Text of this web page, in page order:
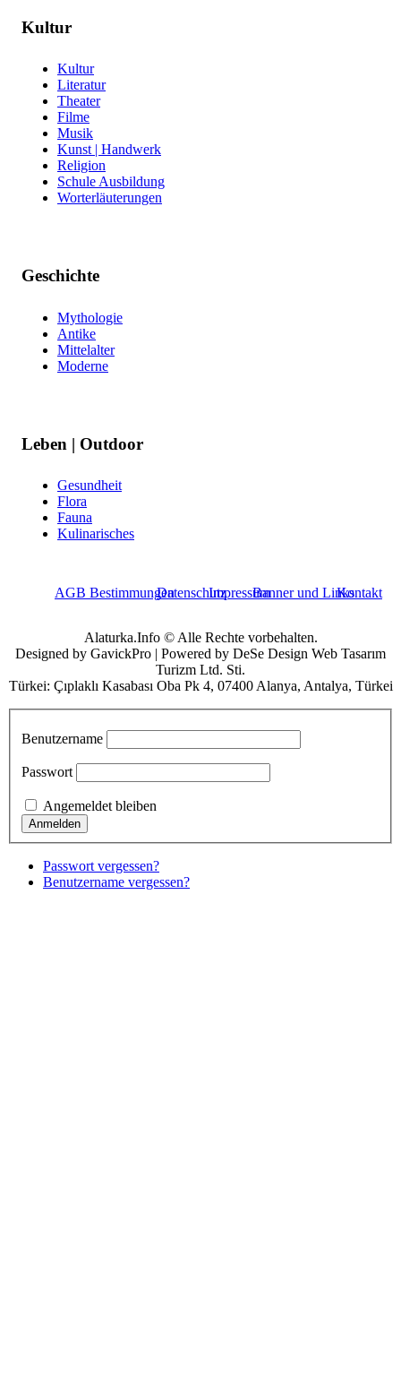
Kultur
Kultur
Literatur
Theater
Filme
Musik
Kunst | Handwerk
Religion
Schule Ausbildung
Worterläuterungen
Geschichte
Mythologie
Antike
Mittelalter
Moderne
Leben | Outdoor
Gesundheit
Flora
Fauna
Kulinarisches
AGB BestimmungenDatenschutzImpressumBanner und LinksKontakt
Alaturka.Info © Alle Rechte vorbehalten.
Designed by GavickPro | Powered by DeSe Design Web Tasarım
Turizm Ltd. Sti.
Türkei: Çıplaklı Kasabası Oba Pk 4, 07400 Alanya, Antalya, Türkei
Benutzername
Passwort
Angemeldet bleiben
Passwort vergessen?
Benutzername vergessen?